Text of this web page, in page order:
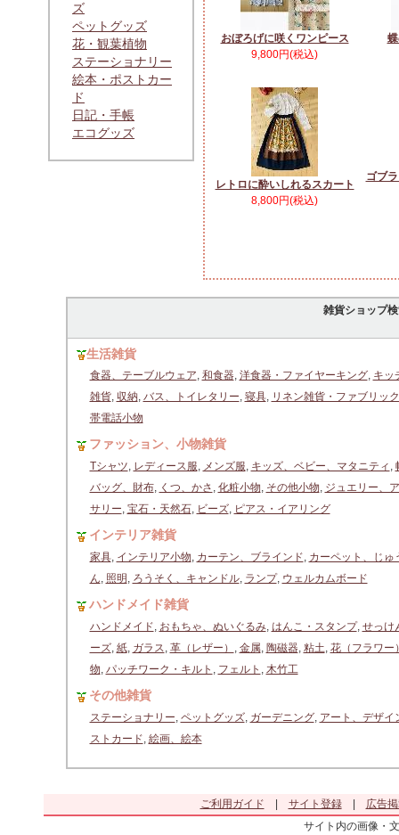
ズ
ペットグッズ
花・観葉植物
ステーショナリー
絵本・ポストカー
ド
日記・手帳
エコグッズ
おぼろげに咲くワンピース
9,800円(税込)
レトロに酔いしれるスカート
8,800円(税込)
ゴブ
雑貨ショップ
生活雑貨
食器、テーブルウェア, 和食器, 洋食器・ファイヤーキング, キッ
雑貨, 収納, バス、トイレタリー, 寝具, リネン雑貨・ファブリック
帯電話小物
ファッション、小物雑貨
Tシャツ, レディース服, メンズ服, キッズ、ベビー、マタニティ ,
バッグ、財布, くつ、かさ , 化粧小物, その他小物, ジュエリー、
サリー, 宝石・天然石, ビーズ, ピアス・イアリング
インテリア雑貨
家具, インテリア小物, カーテン、ブラインド, カーペット、じゅ
ん, 照明 , ろうそく、キャンドル, ランプ, ウェルカムボード
ハンドメイド雑貨
ハンドメイド, おもちゃ、ぬいぐるみ, はんこ・スタンプ, せっけ
ーズ, 紙, ガラス, 革（レザー） , 金属, 陶磁器, 粘土, 花（フラワー
物, パッチワーク・キルト , フェルト , 木竹工
その他雑貨
ステーショナリー, ペットグッズ, ガーデニング, アート、デザイ
ストカード, 絵画、絵本
ご利用ガイド サイト登録|
広告
サイト内の画像・